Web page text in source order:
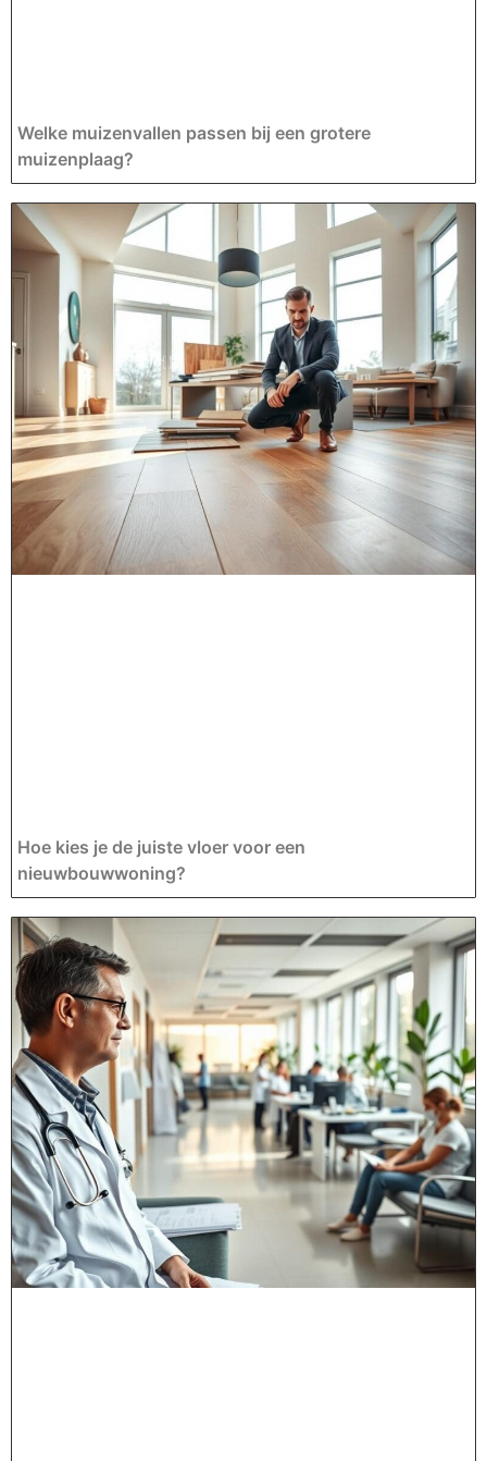
Welke muizenvallen passen bij een grotere
muizenplaag?
Hoe kies je de juiste vloer voor een
nieuwbouwwoning?